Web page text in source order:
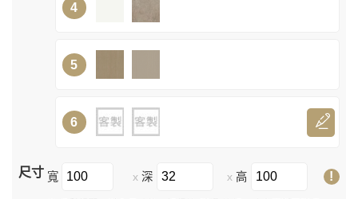
4
5
6
尺寸 寬 x 深 x 高 !